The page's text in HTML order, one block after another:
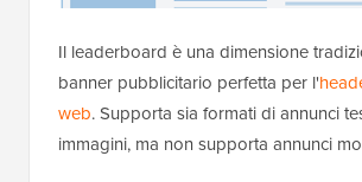
Il leaderboard è una dimensione
banner pubblicitario perfetta per l'
web. Supporta sia formati di annunci
immagini, ma non supporta annunci